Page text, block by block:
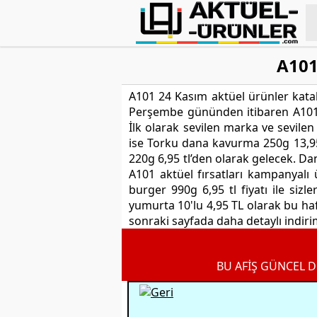
A101 24 Kasım aktüel ürünler
Perşembe gününden itibaren
İlk olarak sevilen marka ve
ise Torku dana kavurma 250g
220g 6,95 tl’den olarak gelecek.
A101 aktüel fırsatları
burger 990g 6,95 tl fiyatı ile
yumurta 10'lu 4,95 TL olarak bu
sonraki sayfada daha detaylı
BU AFİŞ GÜNCEL